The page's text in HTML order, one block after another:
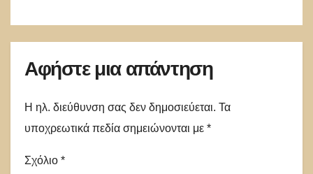
Αφήστε μια απάντηση
Η ηλ. διεύθυνση σας δεν δημοσιεύεται. Τα
υποχρεωτικά πεδία σημειώνονται με *
Σχόλιο *